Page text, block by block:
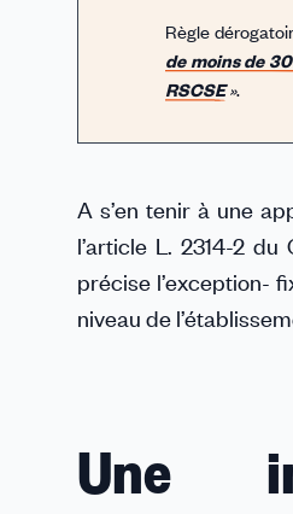
Règle
de moins de
RSCSE».
A s’en tenir à une
l’article L. 2314-2
précise l’exception-
niveau de
Une